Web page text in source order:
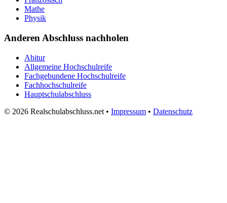
Mathe
Physik
Anderen Abschluss nachholen
Abitur
Allgemeine Hochschulreife
Fachgebundene Hochschulreife
Fachhochschulreife
Hauptschulabschluss
© 2026 Realschulabschluss.net • Impressum • Datenschutz